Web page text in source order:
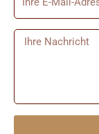
Mail
Nachricht